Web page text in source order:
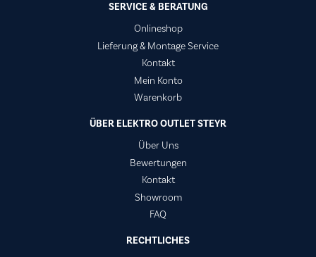
SERVICE & BERATUNG
Onlineshop
Lieferung & Montage Service
Kontakt
Mein Konto
Warenkorb
ÜBER ELEKTRO OUTLET STEYR
Über Uns
Bewertungen
Kontakt
Showroom
FAQ
RECHTLICHES